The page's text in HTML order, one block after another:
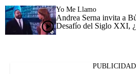
Yo Me Llamo
Andrea Serna invita a
Desafío del Siglo XXI,
PUBLICIDAD